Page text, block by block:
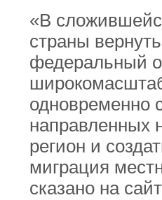
«В
страны
федеральный
одновременно
направленных
регион и
миграция
сказано на